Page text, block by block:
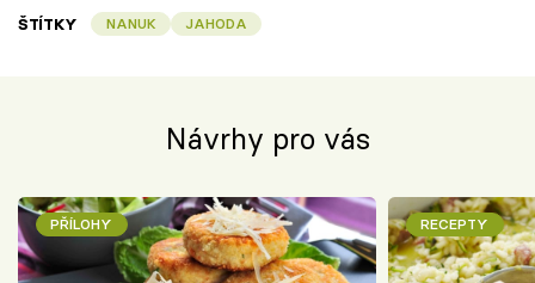
ŠTÍTKY NANUK JAHODA
Návrhy pro vás
PŘÍLOHY RECEPTY